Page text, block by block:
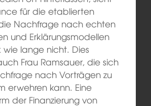
für die etablierten
Nachfrage nach echten
und Erklärungsmodellen
wie lange nicht. Dies
Frau Ramsauer, die sich
nach Vorträgen zu
erwehren kann. Eine
der Finanzierung von